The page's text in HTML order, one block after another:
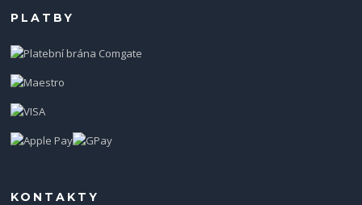
PLATBY
KONTAKTY